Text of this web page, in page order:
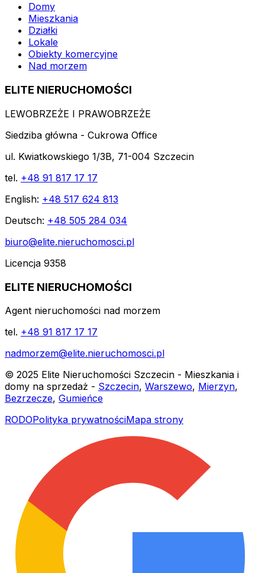
Domy
Mieszkania
Działki
Lokale
Obiekty komercyjne
Nad morzem
ELITE NIERUCHOMOŚCI
LEWOBRZEŻE I PRAWOBRZEŻE
Siedziba główna - Cukrowa Office
ul. Kwiatkowskiego 1/3B, 71-004 Szczecin
tel. +48 91 817 17 17
English: +48 517 624 813
Deutsch: +48 505 284 034
biuro@elite.nieruchomosci.pl
Licencja 9358
ELITE NIERUCHOMOŚCI
Agent nieruchomości nad morzem
tel. +48 91 817 17 17
nadmorzem@elite.nieruchomosci.pl
© 2025 Elite Nieruchomości Szczecin - Mieszkania i
domy na sprzedaż - Szczecin, Warszewo, Mierzyn,
Bezrzecze, Gumieńce
RODOPolityka prywatnościMapa strony